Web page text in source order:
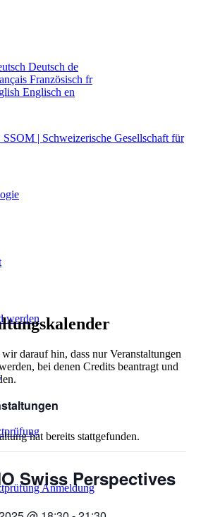
Deutsch de
Französisch fr
Englisch en
werden
Anmeldung
darauf hin, dass nur Veranstaltungen
bei denen Credits beantragt und
hat bereits stattgefunden.
Swiss Perspectives